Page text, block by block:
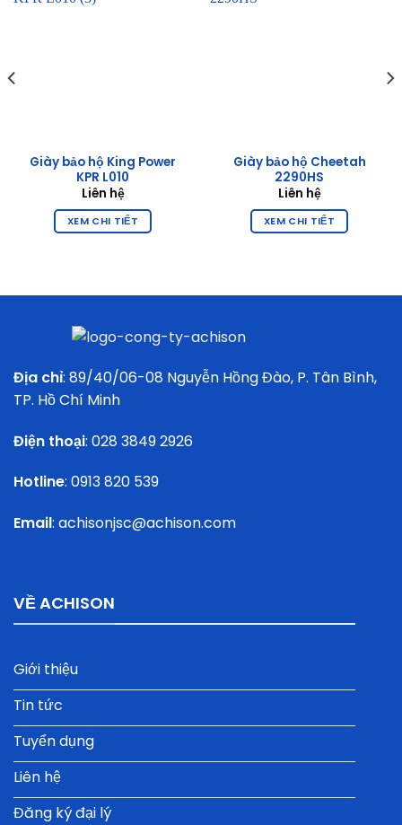
Giày bảo hộ King Power
KPR L010
Liên hệ
XEM CHI TIẾT
Giày bảo hộ Cheetah
2290HS
Liên hệ
XEM CHI TIẾT
Địa chỉ: 89/40/06-08 Nguyễn Hồng Đào, P. Tân Bình,
TP. Hồ Chí Minh
Điện thoại: 028 3849 2926
Hotline: 0913 820 539
Email: achisonjsc@achison.com
VỀ ACHISON
Giới thiệu
Tin tức
Tuyển dụng
Liên hệ
Đăng ký đại lý